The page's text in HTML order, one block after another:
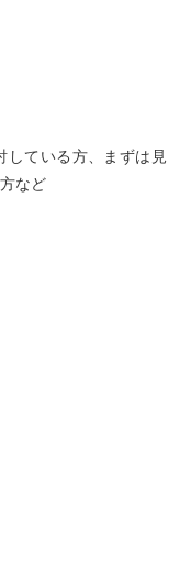
している方、まずは見
など